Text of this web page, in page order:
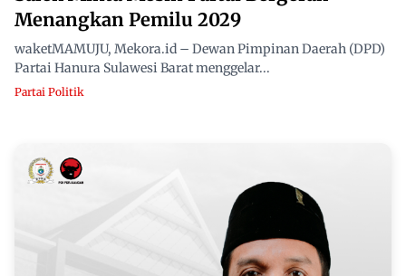
Menangkan Pemilu 2029
waketMAMUJU, Mekora.id – Dewan Pimpinan Daerah (DPD)
Partai Hanura Sulawesi Barat menggelar...
Partai Politik